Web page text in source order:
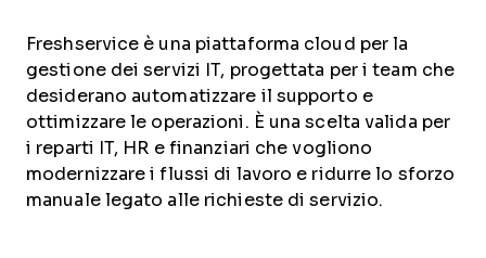
Freshservice è una piattaforma cloud per la
gestione dei servizi IT, progettata per i team che
desiderano automatizzare il supporto e
ottimizzare le operazioni. È una scelta valida per
i reparti IT, HR e finanziari che vogliono
modernizzare i flussi di lavoro e ridurre lo sforzo
manuale legato alle richieste di servizio.